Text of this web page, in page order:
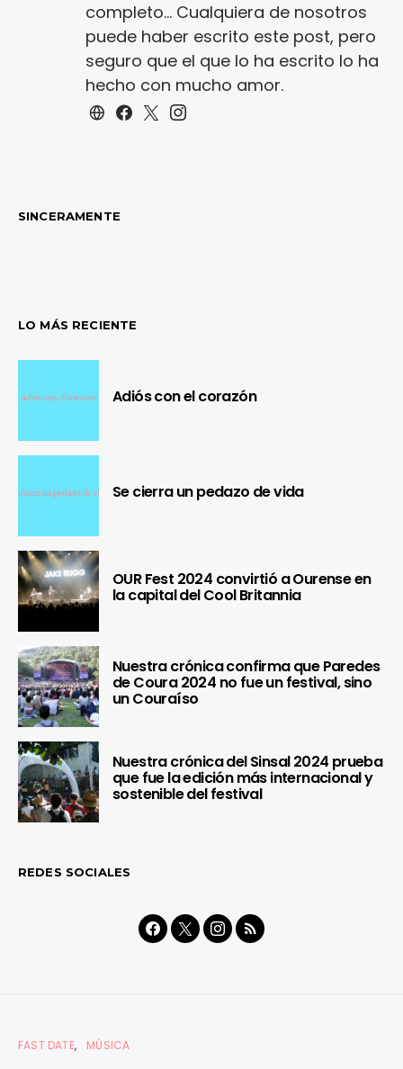
completo... Cualquiera de nosotros
puede haber escrito este post, pero
seguro que el que lo ha escrito lo ha
hecho con mucho amor.
SINCERAMENTE
LO MÁS RECIENTE
Adiós con el corazón
Se cierra un pedazo de vida
OUR Fest 2024 convirtió a Ourense en
la capital del Cool Britannia
Nuestra crónica confirma que Paredes
de Coura 2024 no fue un festival, sino
un Couraíso
Nuestra crónica del Sinsal 2024 prueba
que fue la edición más internacional y
sostenible del festival
REDES SOCIALES
FAST DATE MÚSICA